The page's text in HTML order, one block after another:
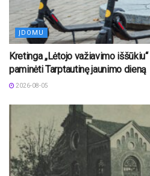
ĮDOMU
Kretinga „Lėtojo važiavimo
paminėti Tarptautinę jaunimo dieną
2026-08-05